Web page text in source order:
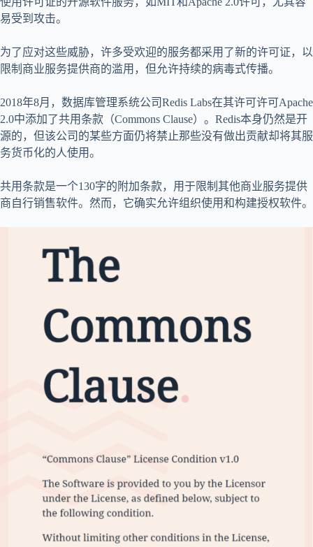
易受到攻击。
为了应对这些威胁，许多受欢迎的服务都采用了新的许可证，以
限制商业服务提供商的滥用，但允许持续的病毒式传播。
2018年8月，数据库管理系统公司Redis Labs在其许可许可Apache
2.0中添加了共用条款（Commons Clause）。Redis本身仍然是开
源的，但该公司的某些方面仍将禁止那些没有做出贡献却将其服
务货币化的人使用。
共用条款是一个130字的附加条款，用于限制其他商业服务提供
商自行销售软件。然而，它确实允许组织使用和构建授权软件。